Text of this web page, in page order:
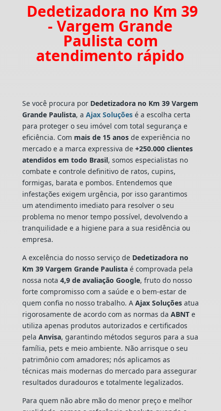
Dedetizadora no Km 39
- Vargem Grande
Paulista com
atendimento rápido
Se você procura por Dedetizadora no Km 39 Vargem
Grande Paulista, a Ajax Soluçõesé a escolha certa
para proteger o seu imóvel com total segurança e
eficiência. Com mais de 15 anosde experiência no
mercado e a marca expressiva de+250.000 clientes
atendidos em todo Brasil, somos especialistas no
combate e controle definitivo de ratos, cupins,
formigas, barata e pombos. Entendemos que
infestações exigem urgência, por isso garantimos
um atendimento imediato para resolver o seu
problema no menor tempo possível, devolvendo a
tranquilidade e a higiene para a sua residência ou
empresa.
A excelência do nosso serviço de Dedetizadora no
Km 39 Vargem Grande Paulistaé comprovada pela
nossa nota 4,9 de avaliação Google, fruto do nosso
forte compromisso com a saúde e o bem-estar de
quem confia no nosso trabalho. A Ajax Soluçõesatua
rigorosamente de acordo com as normas da ABNTe
utiliza apenas produtos autorizados e certificados
pela Anvisa, garantindo métodos seguros para a sua
família, pets e meio ambiente. Não arrisque o seu
patrimônio com amadores; nós aplicamos as
técnicas mais modernas do mercado para assegurar
resultados duradouros e totalmente legalizados.
Para quem não abre mão do menor preço e melhor